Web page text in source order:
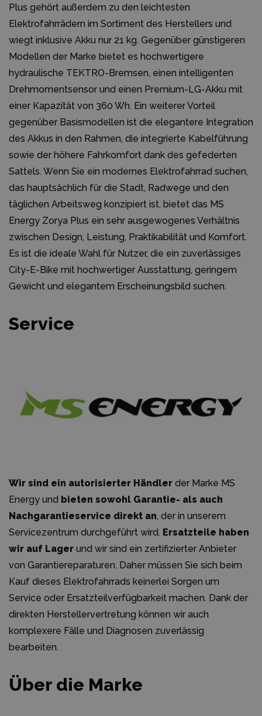
Plus gehört außerdem zu den leichtesten
Elektrofahrrädern im Sortiment des Herstellers und
wiegt inklusive Akku nur 21 kg. Gegenüber günstigeren
Modellen der Marke bietet es hochwertigere
hydraulische TEKTRO-Bremsen, einen intelligenten
Drehmomentsensor und einen Premium-LG-Akku mit
einer Kapazität von 360 Wh. Ein weiterer Vorteil
gegenüber Basismodellen ist die elegantere Integration
des Akkus in den Rahmen, die integrierte Kabelführung
sowie der höhere Fahrkomfort dank des gefederten
Sattels. Wenn Sie ein modernes Elektrofahrrad suchen,
das hauptsächlich für die Stadt, Radwege und den
täglichen Arbeitsweg konzipiert ist, bietet das MS
Energy Zorya Plus ein sehr ausgewogenes Verhältnis
zwischen Design, Leistung, Praktikabilität und Komfort.
Es ist die ideale Wahl für Nutzer, die ein zuverlässiges
City-E-Bike mit hochwertiger Ausstattung, geringem
Gewicht und elegantem Erscheinungsbild suchen.
Service
Wir sind ein autorisierter Händler der Marke MS
Energy und bieten sowohl Garantie- als auch
Nachgarantieservice direkt an, der in unserem
Servicezentrum durchgeführt wird. Ersatzteile haben
wir auf Lager und wir sind ein zertifizierter Anbieter
von Garantiereparaturen. Daher müssen Sie sich beim
Kauf dieses Elektrofahrrads keinerlei Sorgen um
Service oder Ersatzteilverfügbarkeit machen. Dank der
direkten Herstellervertretung können wir auch
komplexere Fälle und Diagnosen zuverlässig
bearbeiten.
Über die Marke